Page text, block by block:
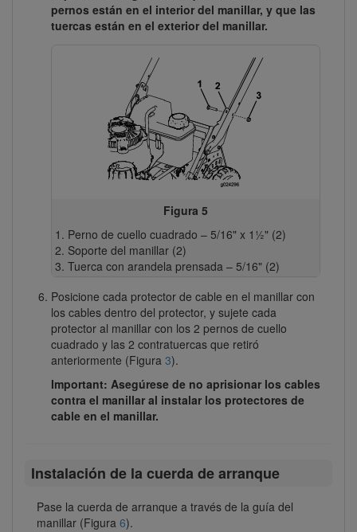
pernos están en el interior del manillar, y que las
tuercas están en el exterior del manillar.
Figura 5
Perno de cuello cuadrado – 5/16" x 1½" (2)
Soporte del manillar (2)
Tuerca con arandela prensada – 5/16" (2)
Posicione cada protector de cable en el manillar con
los cables dentro del protector, y sujete cada
protector al manillar con los 2 pernos de cuello
cuadrado y las 2 contratuercas que retiró
anteriormente (Figura 3).
Important: Asegúrese de no aprisionar los cables
contra el manillar al instalar los protectores de
cable en el manillar.
Instalación de la cuerda de arranque
Pase la cuerda de arranque a través de la guía del
manillar (Figura 6).